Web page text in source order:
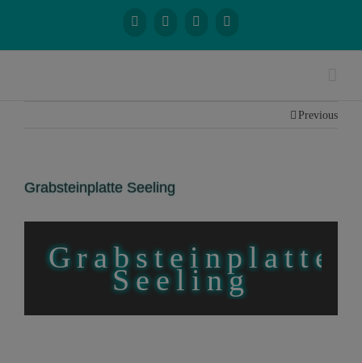
Previous
Grabsteinplatte Seeling
Grabsteinplatte
Seeling